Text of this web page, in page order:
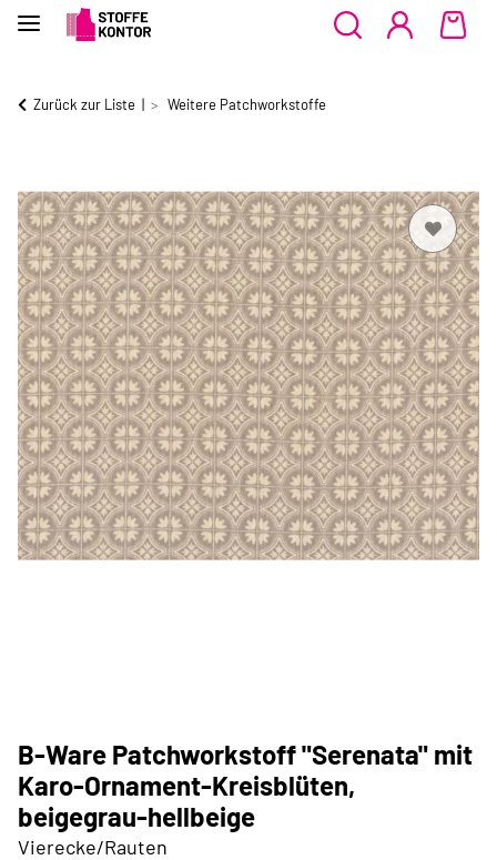
Zurück zur Liste Weitere Patchworkstoffe
B-Ware Patchworkstoff "Serenata" mit
Karo-Ornament-Kreisblüten,
beigegrau-hellbeige
Vierecke/Rauten